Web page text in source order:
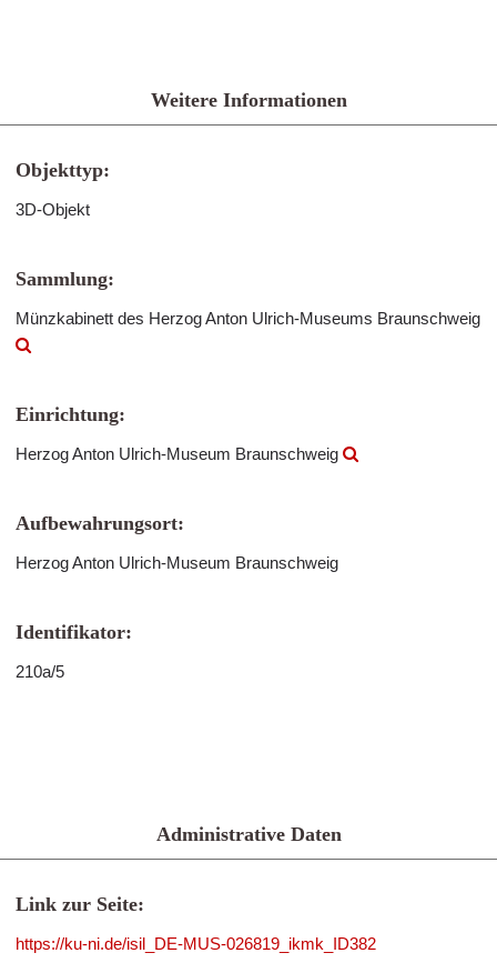
Weitere Informationen
Objekttyp:
3D-Objekt
Sammlung:
Münzkabinett des Herzog Anton Ulrich-Museums Braunschweig
Einrichtung:
Herzog Anton Ulrich-Museum Braunschweig
Aufbewahrungsort:
Herzog Anton Ulrich-Museum Braunschweig
Identifikator:
210a/5
Administrative Daten
Link zur Seite:
https://ku-ni.de/isil_DE-MUS-026819_ikmk_ID382